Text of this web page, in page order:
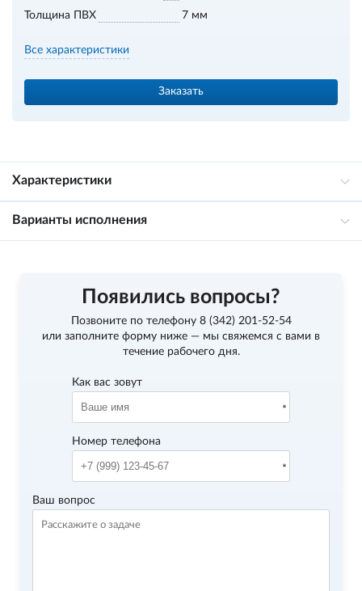
Толщина ПВХ
7 мм
Все характеристики
Заказать
Характеристики
Варианты исполнения
Появились вопросы?
Позвоните по телефону 8 (342) 201-52-54
или заполните форму ниже — мы свяжемся с вами в
течение рабочего дня.
Как вас зовут
Номер телефона
Ваш вопрос